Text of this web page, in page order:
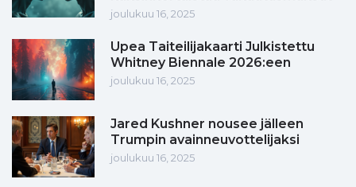
joulukuu 16, 2025
Upea Taiteilijakaarti Julkistettu
Whitney Biennale 2026:een
joulukuu 16, 2025
Jared Kushner nousee jälleen
Trumpin avainneuvottelijaksi
joulukuu 16, 2025